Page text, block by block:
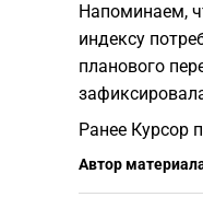
Напоминаем,
индексу
планового
Ранее Курсор
Автор